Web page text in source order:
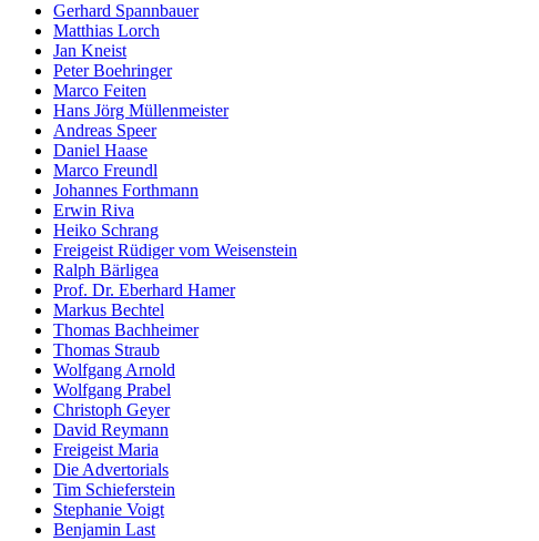
Gerhard Spannbauer
Matthias Lorch
Jan Kneist
Peter Boehringer
Marco Feiten
Hans Jörg Müllenmeister
Andreas Speer
Daniel Haase
Marco Freundl
Johannes Forthmann
Erwin Riva
Heiko Schrang
Freigeist Rüdiger vom Weisenstein
Ralph Bärligea
Prof. Dr. Eberhard Hamer
Markus Bechtel
Thomas Bachheimer
Thomas Straub
Wolfgang Arnold
Wolfgang Prabel
Christoph Geyer
David Reymann
Freigeist Maria
Die Advertorials
Tim Schieferstein
Stephanie Voigt
Benjamin Last